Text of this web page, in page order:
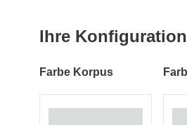
Ihre Konfiguration
Farbe Korpus